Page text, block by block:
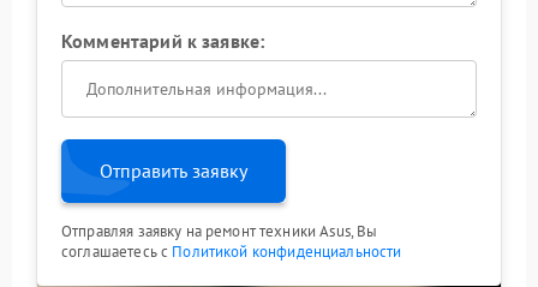
Комментарий к заявке:
Отправить заявку
Отправляя заявку на ремонт техники Asus, Вы
соглашаетесь с Политикой конфиденциальности